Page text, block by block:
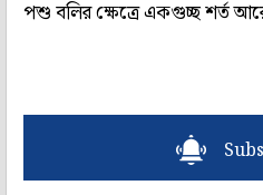
পশু বলির ক্ষেত্রে একগুচ্ছ শর্ত